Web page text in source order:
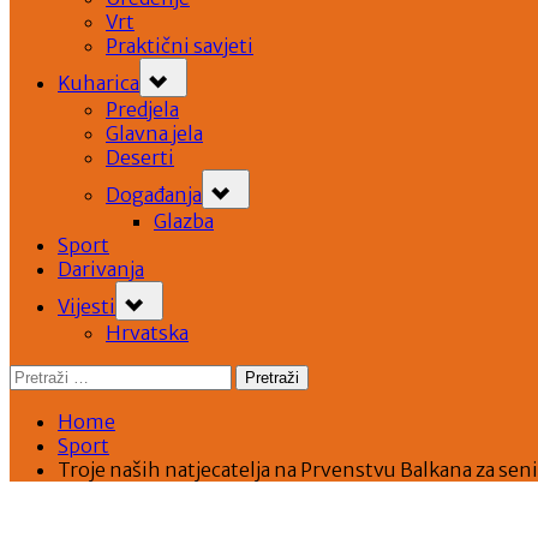
Vrt
Praktični savjeti
Kuharica
sub-
menu
Predjela
Glavna jela
Deserti
Događanja
sub-
menu
Glazba
Sport
Darivanja
Vijesti
sub-
menu
Hrvatska
Pretraži:
Home
Sport
Troje naših natjecatelja na Prvenstvu Balkana za